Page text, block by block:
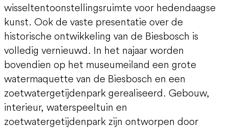
wisseltentoonstellingsruimte voor hedendaagse
kunst. Ook de vaste presentatie over de
historische ontwikkeling van de Biesbosch is
volledig vernieuwd. In het najaar worden
bovendien op het museumeiland een grote
watermaquette van de Biesbosch en een
zoetwatergetijdenpark gerealiseerd. Gebouw,
interieur, waterspeeltuin en
zoetwatergetijdenpark zijn ontworpen door